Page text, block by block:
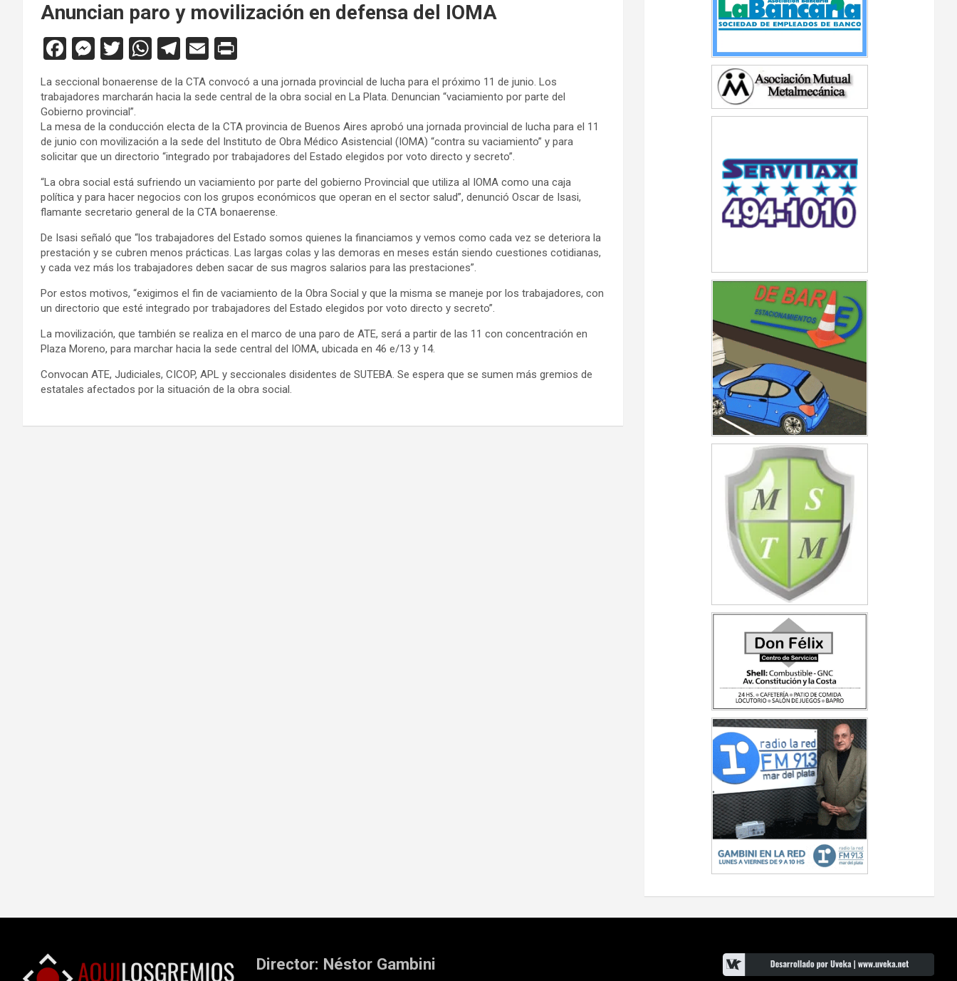
Anuncian paro y movilización en defensa del IOMA
F
a
ce
b
o
o
k
M
es
se
n
g
er
T
tt
er
W
at
s
A
p
p
T
el
e
gr
a
m
E
ail
in
tF
ri
e
n
dl
y
La seccional bonaerense de la CTA convocó a una jornada provincial de lucha para el próximo 11 de junio. Los
trabajadores marcharán hacia la sede central de la obra social en La Plata. Denuncian “vaciamiento por parte del
Gobierno provincial”.
La mesa de la conducción electa de la CTA provincia de Buenos Aires aprobó una jornada provincial de lucha para el 11
de junio con movilización a la sede del Instituto de Obra Médico Asistencial (IOMA) “contra su vaciamiento” y para
solicitar que un directorio “integrado por trabajadores del Estado elegidos por voto directo y secreto”.
“La obra social está sufriendo un vaciamiento por parte del gobierno Provincial que utiliza al IOMA como una caja
política y para hacer negocios con los grupos económicos que operan en el sector salud”, denunció Oscar de Isasi,
flamante secretario general de la CTA bonaerense.
De Isasi señaló que “los trabajadores del Estado somos quienes la financiamos y vemos como cada vez se deteriora la
prestación y se cubren menos prácticas. Las largas colas y las demoras en meses están siendo cuestiones cotidianas,
y cada vez más los trabajadores deben sacar de sus magros salarios para las prestaciones”.
Por estos motivos, “exigimos el fin de vaciamiento de la Obra Social y que la misma se maneje por los trabajadores, con
un directorio que esté integrado por trabajadores del Estado elegidos por voto directo y secreto”.
La movilización, que también se realiza en el marco de una paro de ATE, será a partir de las 11 con concentración en
Plaza Moreno, para marchar hacia la sede central del IOMA, ubicada en 46 e/13 y 14.
Convocan ATE, Judiciales, CICOP, APL y seccionales disidentes de SUTEBA. Se espera que se sumen más gremios de
estatales afectados por la situación de la obra social.
Director: Néstor Gambini